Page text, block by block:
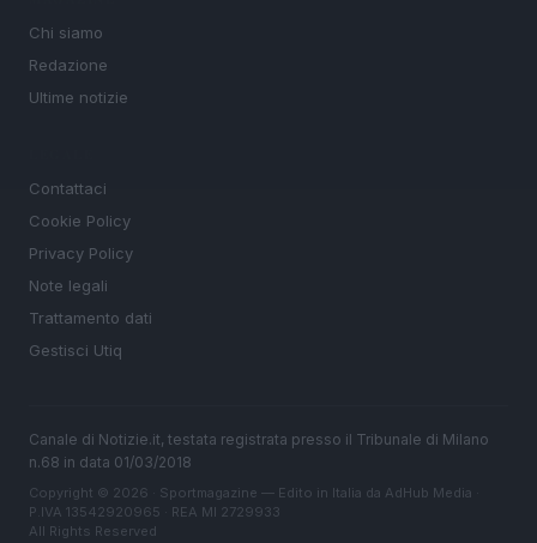
Chi siamo
Redazione
Ultime notizie
Contattaci
Cookie Policy
Privacy Policy
Note legali
Trattamento dati
Gestisci Utiq
Canale di Notizie.it, testata registrata presso il Tribunale di Milano
n.68 in data 01/03/2018
Copyright © 2026 · Sportmagazine — Edito in Italia da AdHub Media
P.IVA 13542920965 · REA MI 2729933
All Rights Reserved